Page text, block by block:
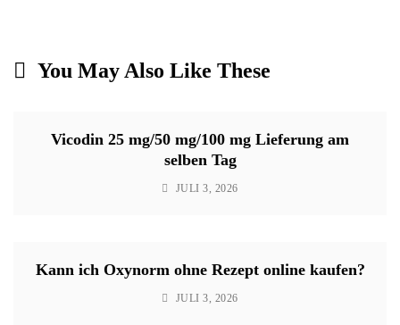
You May Also Like These
Vicodin 25 mg/50 mg/100 mg Lieferung am
selben Tag
JULI 3, 2026
Kann ich Oxynorm ohne Rezept online kaufen?
JULI 3, 2026